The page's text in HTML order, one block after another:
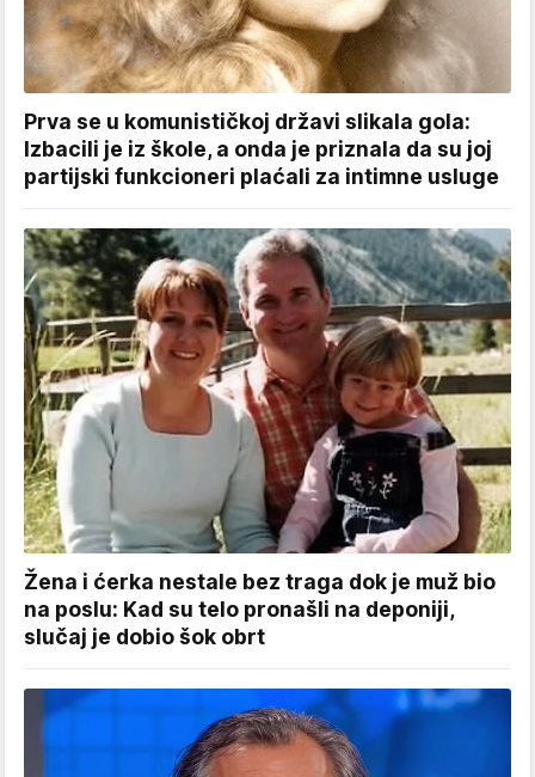
Prva se u komunističkoj državi slikala gola:
Izbacili je iz škole, a onda je priznala da su joj
partijski funkcioneri plaćali za intimne usluge
Žena i ćerka nestale bez traga dok je muž bio
na poslu: Kad su telo pronašli na deponiji,
slučaj je dobio šok obrt